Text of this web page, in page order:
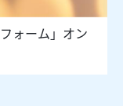
ォーム」オン